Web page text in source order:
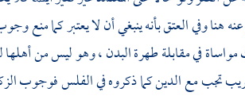
هنا وفي العتق بأنه ينبغي أن لا يعتبر كما منع
في مقابلة طهرة البدن ، وهو ليس من
تجب مع الدين كما ذكروه في الفلس فوجوب